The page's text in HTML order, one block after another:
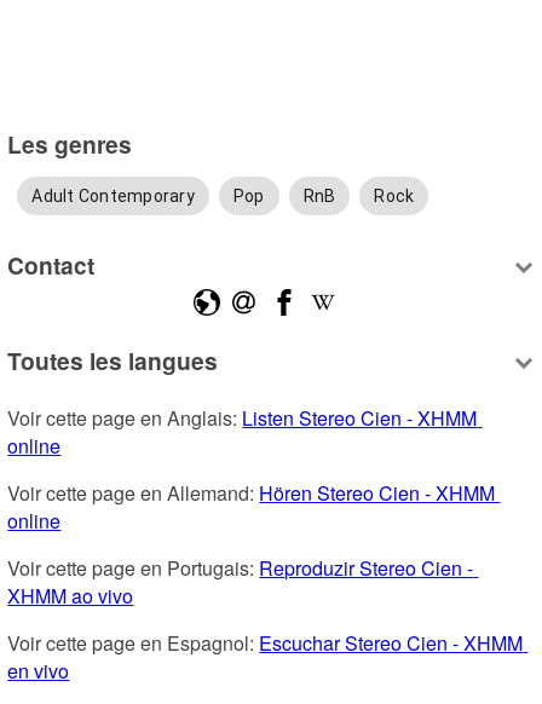
Les genres
Adult Contemporary Pop RnB Rock
Contact
Toutes les langues
Voir cette page en Anglais: Listen Stereo Cien - XHMM
online
Voir cette page en Allemand: Hören Stereo Cien - XHMM
online
Voir cette page en Portugais: Reproduzir Stereo Cien -
XHMM ao vivo
Voir cette page en Espagnol: Escuchar Stereo Cien - XHMM
en vivo